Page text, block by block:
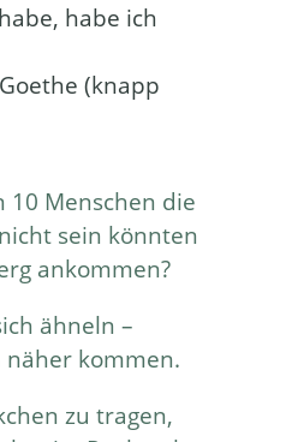
habe ich
(knapp
10 Menschen die
sein könnten
ankommen?
ähneln –
näher kommen.
zu tragen,